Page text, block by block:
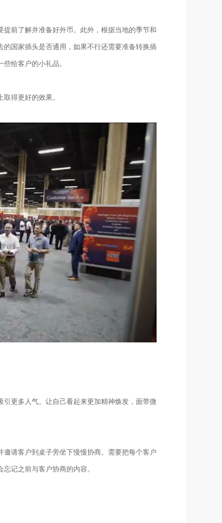
前了解并准备好外币。此外，根据当地的季节和
国家插头是否通用，如果不行还需要准备转换插
给客户的小礼品。
得更好的效果。
更多人气。让自己看起来更加精神焕发，面带微
请客户到桌子旁坐下慢慢协商。需要把每个客户
记之前与客户协商的内容。